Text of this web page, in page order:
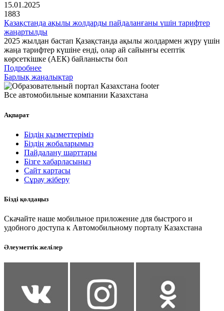
15.01.2025
1883
Қазақстанда ақылы жолдарды пайдаланғаны үшін тарифтер
жаңартылды
2025 жылдан бастап Қазақстанда ақылы жолдармен жүру үшін
жаңа тарифтер күшіне енді, олар ай сайынғы есептік
көрсеткішке (АЕК) байланысты бол
Подробнее
Барлық жаңалықтар
Все автомобильные компании Казахстана
Ақпарат
Біздің қызметтеріміз
Біздің жобаларымыз
Пайдалану шарттары
Бізге хабарласыңыз
Сайт картасы
Сұрау жіберу
Бізді қолдаңыз
Скачайте наше мобильное приложение для быстрого и
удобного доступа к Автомобильному порталу Казахстана
Әлеуметтік желілер